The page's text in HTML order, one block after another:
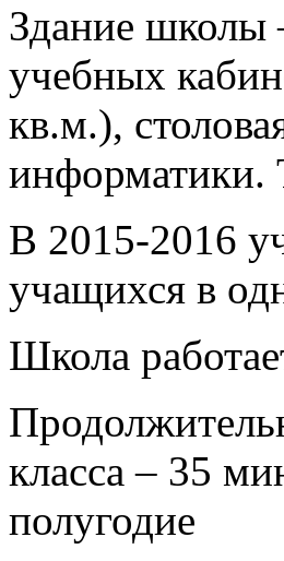
Здание школы
учебных
кв.м.),
информатики.
В 2015-2016
учащихся в
Школа
класса – 35
полугодие